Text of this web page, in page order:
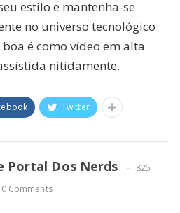
estilo e mantenha-se
no universo tecnológico
é como vídeo em alta
nitidamente.
Twitter
Portal Dos Nerds
825
0 Comments